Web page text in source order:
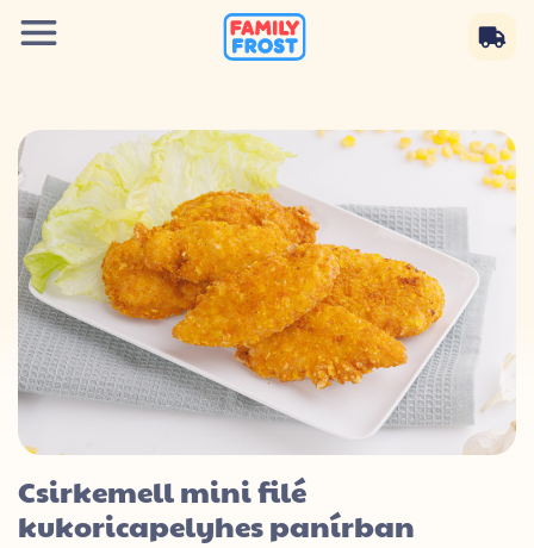
Csirkemell mini filé
kukoricapelyhes panírban